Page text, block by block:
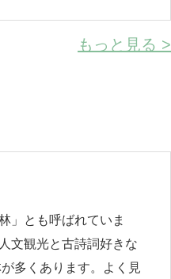
もっと見る >
」とも呼ばれていま
文観光と古詩詞好きな
多くあります。よく見